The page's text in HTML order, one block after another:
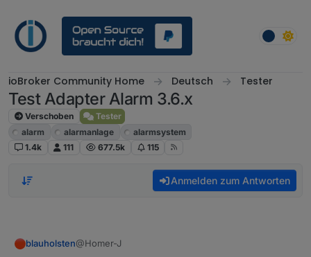
ioBroker Community Home Deutsch Tester
Test Adapter Alarm 3.6.x
Verschoben
Tester
alarm
alarmanlage
alarmsystem
1.4k
111 677.5k 115
Anmelden zum Antworten
blauholsten@Homer-J